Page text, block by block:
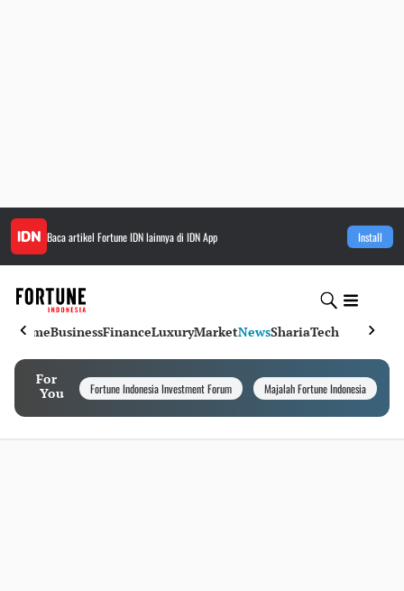
Baca artikel Fortune IDNlainnya di IDN App Install
HomeBusinessFinanceLuxuryMarketNewsShariaTech
For
You
Fortune Indonesia Investment Forum Majalah Fortune Indonesia